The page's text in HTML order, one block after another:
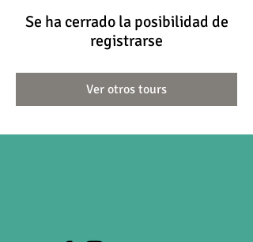
Se ha cerrado la posibilidad de
registrarse
Ver otros tours